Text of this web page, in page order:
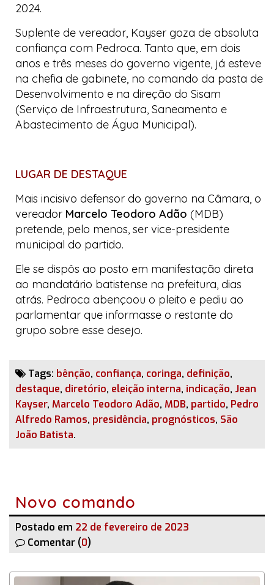
2024.
Suplente de vereador, Kayser goza de absoluta
confiança com Pedroca. Tanto que, em dois
anos e três meses do governo vigente, já esteve
na chefia de gabinete, no comando da pasta de
Desenvolvimento e na direção do Sisam
(Serviço de Infraestrutura, Saneamento e
Abastecimento de Água Municipal).
LUGAR DE DESTAQUE
Mais incisivo defensor do governo na Câmara, o
vereador Marcelo Teodoro Adão (MDB)
pretende, pelo menos, ser vice-presidente
municipal do partido.
Ele se dispôs ao posto em manifestação direta
ao mandatário batistense na prefeitura, dias
atrás. Pedroca abençoou o pleito e pediu ao
parlamentar que informasse o restante do
grupo sobre esse desejo.
Tags: bênção, confiança, coringa, definição,
destaque, diretório, eleição interna, indicação, Jean
Kayser, Marcelo Teodoro Adão, MDB, partido, Pedro
Alfredo Ramos, presidência, prognósticos, São
João Batista.
Novo comando
Postado em 22 de fevereiro de 2023
Comentar (0)